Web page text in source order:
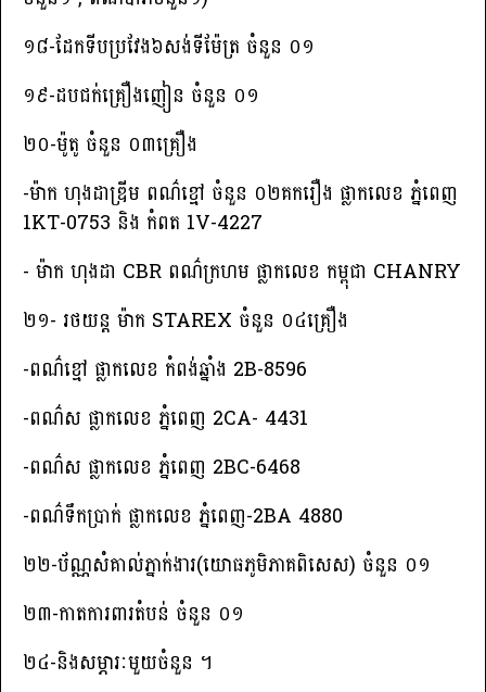
១៨-ដែកទីបប្រវែង៦សង់ទីម៉ែត្រ ចំនួន ០១
១៩-ដបជក់គ្រឿងញៀន ចំនួន ០១
២០-ម៉ូតូ ចំនួន ០៣គ្រឿង
-ម៉ាក ហុងដាឌ្រីម ពណ៌ខ្មៅ ចំនួន ០២គករឿង ផ្លាកលេខ ភ្នំពេញ
1KT-0753 និង កំពត 1V-4227
- ម៉ាក ហុងដា CBR ពណ៌ក្រហម ផ្លាកលេខ កម្ពុជា CHANRY
២១- រថយន្ដ ម៉ាក STAREX ចំនួន ០៤គ្រឿង
-ពណ៌ខ្មៅ ផ្លាកលេខ កំពង់ឆ្នាំង 2B-8596
-ពណ៌ស ផ្លាកលេខ ភ្នំពេញ 2CA- 4431
-ពណ៌ស ផ្លាកលេខ ភ្នំពេញ 2BC-6468
-ពណ៌ទឹកប្រាក់ ផ្លាកលេខ ភ្នំពេញ-2BA 4880
២២-ប័ណ្ណសំគាល់ភ្នាក់ងារ(យោធភូមិភាគពិសេស) ចំនួន ០១
២៣-កាតការពារតំបន់ ចំនួន ០១
២៤-និងសម្ភារៈមួយចំនួន ។